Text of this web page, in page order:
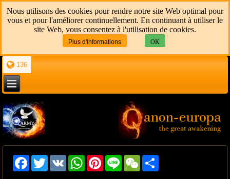
Nous utilisons des cookies pour rendre notre site Web optimal pour
vous et pour l'améliorer continuellement. En continuant à utiliser le
site Web, vous consentez à l'utilisation de cookies.
Plus d'informations OK
136
Facebook
Twitter VK WhatsAppPinterestLine WeChat